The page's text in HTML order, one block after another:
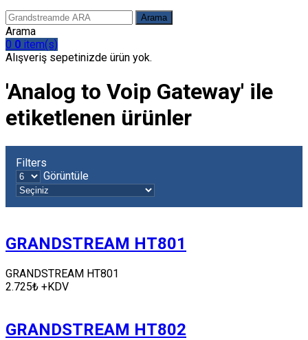
Arama
Arama
0 0 item(s)
Alışveriş sepetinizde ürün yok.
'Analog to Voip Gateway' ile
etiketlenen ürünler
Filters
Görüntüle
GRANDSTREAM HT801
GRANDSTREAM HT801
2.725₺ +KDV
GRANDSTREAM HT802